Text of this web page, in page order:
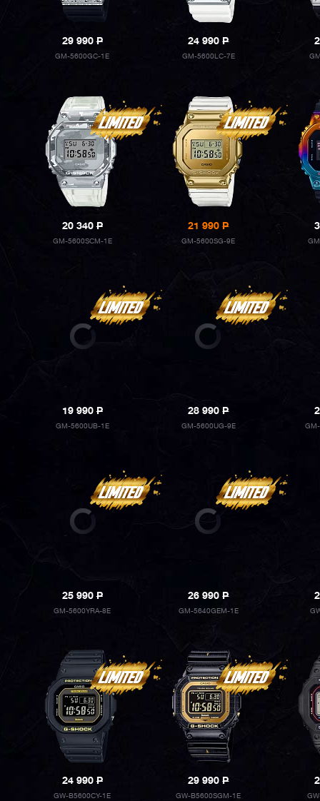
29 990P
GM-5600GC-1E
24 990P
GM-5600LC-7E
20 340P
GM-5600SCM-1E
21 990P
GM-5600SG-9E
19 990P
GM-5600UB-1E
28 990P
GM-5600UG-9E
25 990P
GM-5600YRA-8E
26 990P
GM-5640GEM-1E
24 990P
GW-B5600CY-1E
29 990P
GW-B5600SGM-1E